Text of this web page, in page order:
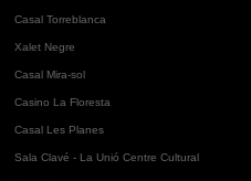
Casal Torreblanca
Xalet Negre
Casal Mira-sol
Casino La Floresta
Casal Les Planes
Sala Clavé - La Unió Centre Cultural